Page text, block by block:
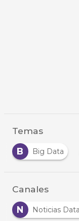
Temas
B
Big Data
Canales
N
Noticias